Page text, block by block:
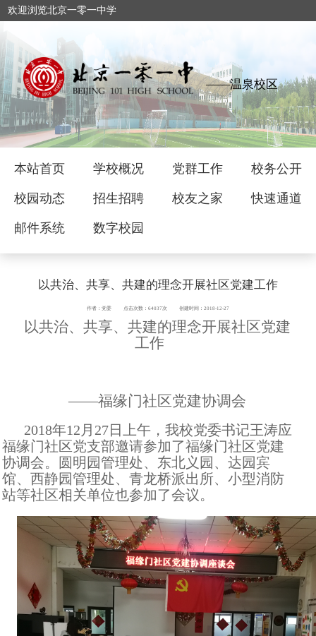
欢迎浏览北京一零一中学
——温泉校区
本站首页 学校概况 党群工作 校务公开
校园动态 招生招聘 校友之家 快速通道
邮件系统 数字校园
以共治、共享、共建的理念开展社区党建工作
作者：党委 点击次数：64037次 创建时间：2018-12-27
以共治、共享、共建的理念开展社区党建
工作
——福缘门社区党建协调会
2018年12 月 27日上午，我校党委书记王涛应
福缘门社区党支部邀请参加了福缘门社区党建
协调会。圆明园管理处、东北义园、达园宾
馆、西静园管理处、青龙桥派出所、小型消防
站等社区相关单位也参加了会议。